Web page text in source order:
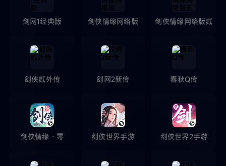
剑网1经典版 剑侠情缘网络版 剑侠情缘网络版贰
剑侠贰外传 剑网2新传 春秋Q传
剑侠情缘・零 剑侠世界手游 剑侠世界2手游